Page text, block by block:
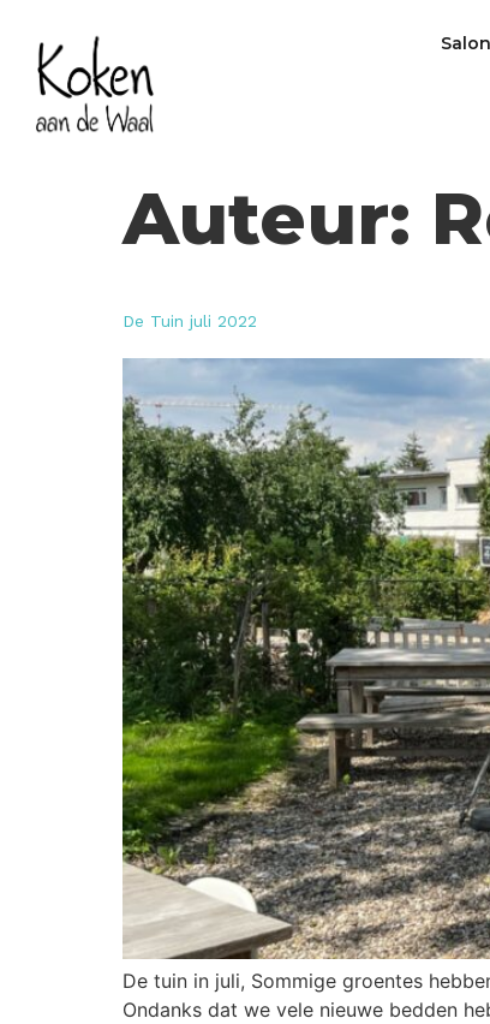
Auteur:
De Tuin juli 2022
De tuin in juli, Sommige groentes
Ondanks dat we vele nieuwe bedden